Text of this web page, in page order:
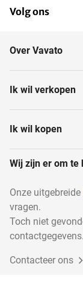
Volg ons
Over Vavato
Ik wil verkopen
Ik wil kopen
Wij zijn er om te
Onze uitgebreide
vragen.
Toch niet
contactgegevens.
Contacteer ons